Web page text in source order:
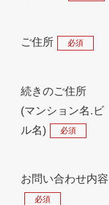
ご住所 必須
続きのご住所
(マンション名.ビ
ル名)
必須
お問い合わせ内容
必須